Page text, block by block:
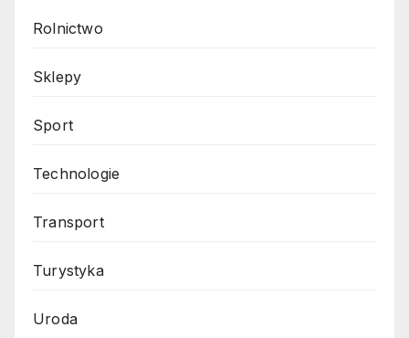
Rolnictwo
Sklepy
Sport
Technologie
Transport
Turystyka
Uroda